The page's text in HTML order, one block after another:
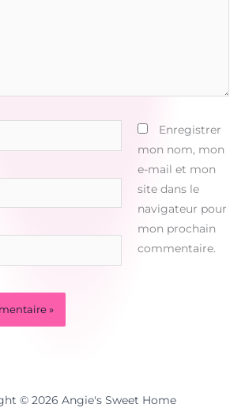
Enregistrer
mon nom, mon
e-mail et mon
site dans le
navigateur pour
mon prochain
commentaire.
© 2026 Angie's Sweet Home